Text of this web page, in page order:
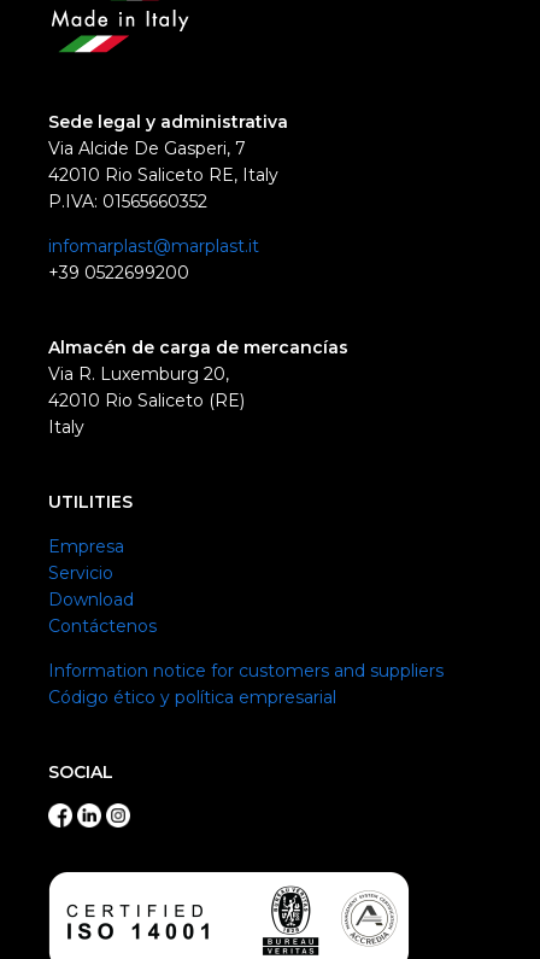
Sede legal y administrativa
Via Alcide De Gasperi, 7
42010 Rio Saliceto RE, Italy
P.IVA: 01565660352
infomarplast@marplast.it
+39 0522699200
Almacén de carga de mercancías
Via R. Luxemburg 20,
42010 Rio Saliceto (RE)
Italy
UTILITIES
Empresa
Servicio
Download
Contáctenos
Information notice for customers and suppliers
Código ético y política empresarial
SOCIAL